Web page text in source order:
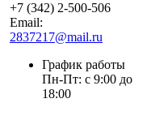
+7 (342) 2-500-506
Email:
2837217@mail.ru
График работы
Пн-Пт: с 9:00 до
18:00